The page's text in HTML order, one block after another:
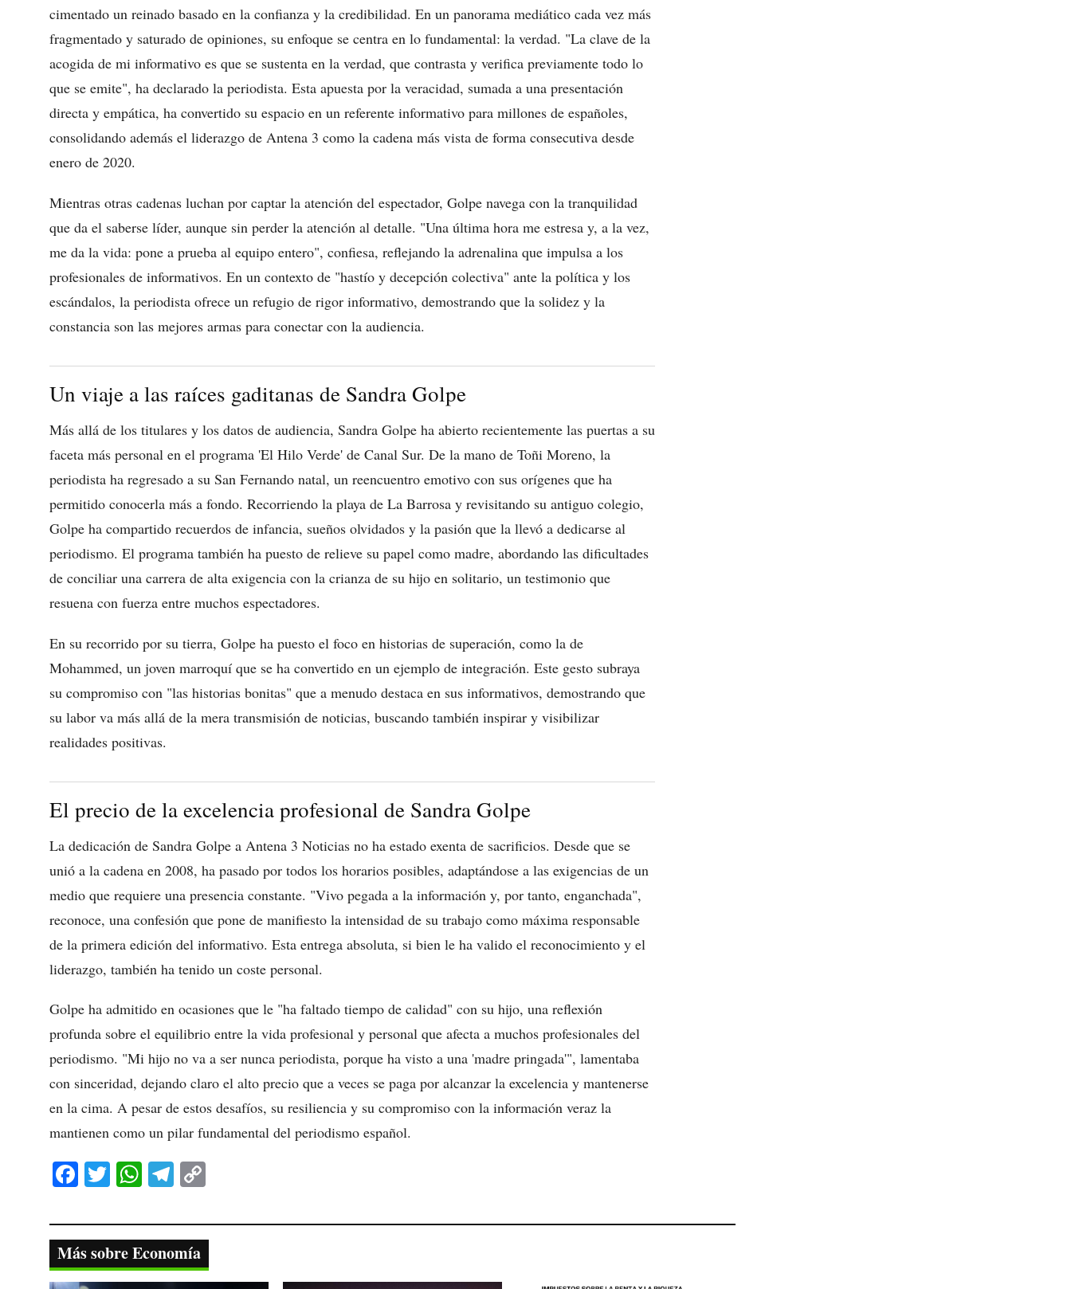
cimentado un reinado basado en la confianza y la credibilidad. En un panorama mediático cada vez más
fragmentado y saturado de opiniones, su enfoque se centra en lo fundamental: la verdad. "La clave de la
acogida de mi informativo es que se sustenta en la verdad, que contrasta y verifica previamente todo lo
que se emite", ha declarado la periodista. Esta apuesta por la veracidad, sumada a una presentación
directa y empática, ha convertido su espacio en un referente informativo para millones de españoles,
consolidando además el liderazgo de Antena 3 como la cadena más vista de forma consecutiva desde
enero de 2020.
Mientras otras cadenas luchan por captar la atención del espectador, Golpe navega con la tranquilidad
que da el saberse líder, aunque sin perder la atención al detalle. "Una última hora me estresa y, a la vez,
me da la vida: pone a prueba al equipo entero", confiesa, reflejando la adrenalina que impulsa a los
profesionales de informativos. En un contexto de "hastío y decepción colectiva" ante la política y los
escándalos, la periodista ofrece un refugio de rigor informativo, demostrando que la solidez y la
constancia son las mejores armas para conectar con la audiencia.
Un viaje a las raíces gaditanas de Sandra Golpe
Más allá de los titulares y los datos de audiencia, Sandra Golpe ha abierto recientemente las puertas a su
faceta más personal en el programa 'El Hilo Verde' de Canal Sur. De la mano de Toñi Moreno, la
periodista ha regresado a su San Fernando natal, un reencuentro emotivo con sus orígenes que ha
permitido conocerla más a fondo. Recorriendo la playa de La Barrosa y revisitando su antiguo colegio,
Golpe ha compartido recuerdos de infancia, sueños olvidados y la pasión que la llevó a dedicarse al
periodismo. El programa también ha puesto de relieve su papel como madre, abordando las dificultades
de conciliar una carrera de alta exigencia con la crianza de su hijo en solitario, un testimonio que
resuena con fuerza entre muchos espectadores.
En su recorrido por su tierra, Golpe ha puesto el foco en historias de superación, como la de
Mohammed, un joven marroquí que se ha convertido en un ejemplo de integración. Este gesto subraya
su compromiso con "las historias bonitas" que a menudo destaca en sus informativos, demostrando que
su labor va más allá de la mera transmisión de noticias, buscando también inspirar y visibilizar
realidades positivas.
El precio de la excelencia profesional de Sandra Golpe
La dedicación de Sandra Golpe a Antena 3 Noticias no ha estado exenta de sacrificios. Desde que se
unió a la cadena en 2008, ha pasado por todos los horarios posibles, adaptándose a las exigencias de un
medio que requiere una presencia constante. "Vivo pegada a la información y, por tanto, enganchada",
reconoce, una confesión que pone de manifiesto la intensidad de su trabajo como máxima responsable
de la primera edición del informativo. Esta entrega absoluta, si bien le ha valido el reconocimiento y el
liderazgo, también ha tenido un coste personal.
Golpe ha admitido en ocasiones que le "ha faltado tiempo de calidad" con su hijo, una reflexión
profunda sobre el equilibrio entre la vida profesional y personal que afecta a muchos profesionales del
periodismo. "Mi hijo no va a ser nunca periodista, porque ha visto a una 'madre pringada'", lamentaba
con sinceridad, dejando claro el alto precio que a veces se paga por alcanzar la excelencia y mantenerse
en la cima. A pesar de estos desafíos, su resiliencia y su compromiso con la información veraz la
mantienen como un pilar fundamental del periodismo español.
Fa
bo
ok
T
tte
r
W
ts
A
pp
Te
gr
a
m
y
Li
nk
Más sobre Economía